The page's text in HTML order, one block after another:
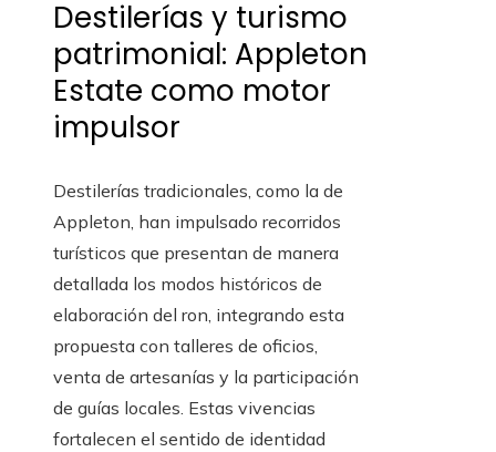
Destilerías y turismo
patrimonial: Appleton
Estate como motor
impulsor
Destilerías tradicionales, como la de
Appleton, han impulsado recorridos
turísticos que presentan de manera
detallada los modos históricos de
elaboración del ron, integrando esta
propuesta con talleres de oficios,
venta de artesanías y la participación
de guías locales. Estas vivencias
fortalecen el sentido de identidad